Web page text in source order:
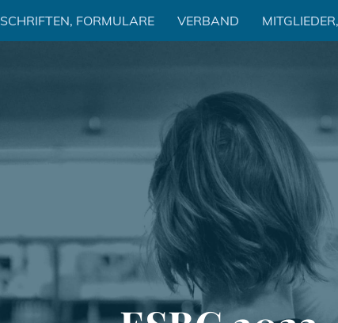
SCHRIFTEN, FORMULARE VERBAND